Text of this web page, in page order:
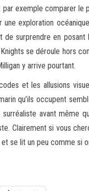
exemple comparer
exploration
de surprendre en
se déroule hors
y arrive pourtant.
et les allusions
qu’ils occupent
avant même
Clairement si vous
se lit un peu comme